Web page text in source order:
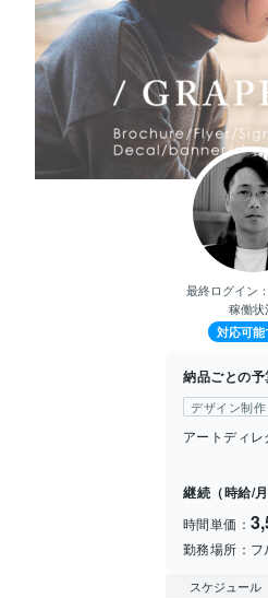
最終ログイン：
稼働状
対応可能
納品ごとの
デザイン制作
アートディレ
継続（時給/
時間単価：
勤務場所： フ
スケジュール